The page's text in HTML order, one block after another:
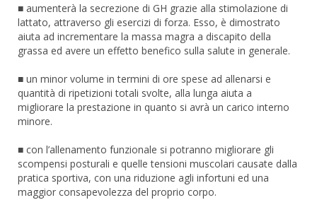
■ aumenterà la secrezione di GH grazie alla stimolazione di
lattato, attraverso gli esercizi di forza. Esso, è dimostrato
aiuta ad incrementare la massa magra a discapito della
grassa ed avere un effetto benefico sulla salute in generale.
■ un minor volume in termini di ore spese ad allenarsi e
quantità di ripetizioni totali svolte, alla lunga aiuta a
migliorare la prestazione in quanto si avrà un carico interno
minore.
■ con l’allenamento funzionale si potranno migliorare gli
scompensi posturali e quelle tensioni muscolari causate dalla
pratica sportiva, con una riduzione agli infortuni ed una
maggior consapevolezza del proprio corpo.